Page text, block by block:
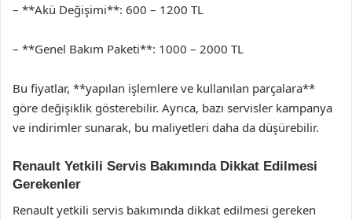
– **Akü Değişimi**: 600 – 1200 TL
– **Genel Bakım Paketi**: 1000 – 2000 TL
Bu fiyatlar, **yapılan işlemlere ve kullanılan parçalara**
göre değişiklik gösterebilir. Ayrıca, bazı servisler kampanya
ve indirimler sunarak, bu maliyetleri daha da düşürebilir.
Renault Yetkili Servis Bakımında Dikkat Edilmesi
Gerekenler
Renault yetkili servis bakımında dikkat edilmesi gereken